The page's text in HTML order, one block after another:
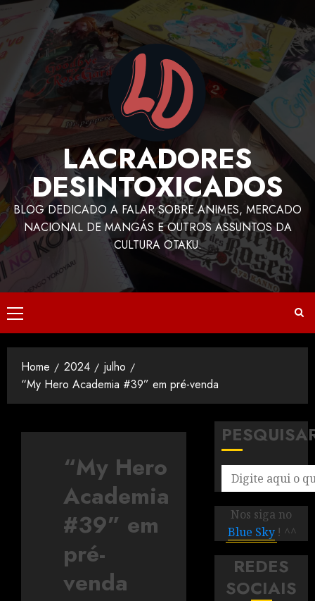
LACRADORES
DESINTOXICADOS
BLOG DEDICADO A FALAR SOBRE ANIMES, MERCADO
NACIONAL DE MANGÁS E OUTROS ASSUNTOS DA
CULTURA OTAKU.
Home 2024
julho
“My Hero Academia #39” em pré-venda
“My Hero
Academia
#39” em
pré-
venda
Nos siga no
Blue Sky ! ^^
REDES
SOCIAIS